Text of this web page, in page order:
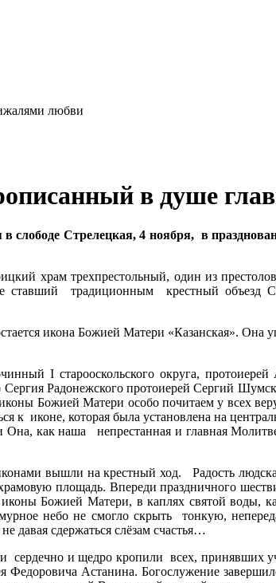
в душе
слободе Стрелецкая, 4 ноября, в
храм трехпрестольный, один из
ставший традиционным крестный объезд
икона Божией Матери «Казанская». Она
I старооскольского округа,
Радонежского протоиерей Сергий
Божией Матери особо почитаем у всех
к иконе, которая была установлена на
Она, как наша непрестанная и главная
вышли на крестный ход. Радость
площадь. Впереди праздничного
Божией Матери, в каплях святой воды,
небо не смогло скрыть тонкую,
давая сдержаться слёзам счастья…
сердечно и щедро кропили всех, принявших
Федоровича Астанина. Богослужение